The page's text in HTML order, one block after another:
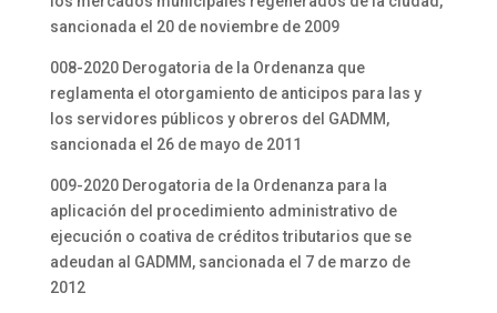
sancionada el 20 de noviembre de 2009
008-2020 Derogatoria de la Ordenanza que
reglamenta el otorgamiento de anticipos para las y
los servidores públicos y obreros del GADMM,
sancionada el 26 de mayo de 2011
009-2020 Derogatoria de la Ordenanza para la
aplicación del procedimiento administrativo de
ejecución o coativa de créditos tributarios que se
adeudan al GADMM, sancionada el 7 de marzo de
2012